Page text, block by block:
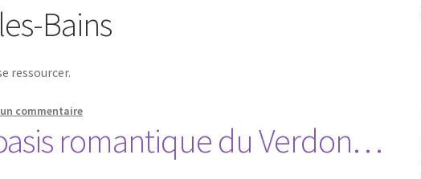
Bains
ressourcer.
commentaire
romantique du Verdon…